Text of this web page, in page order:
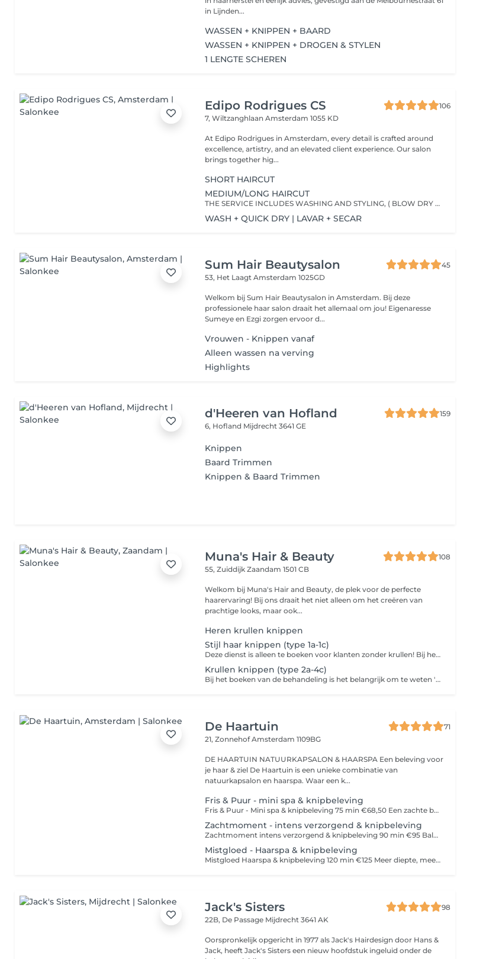
in Lijnden...
WASSEN + KNIPPEN + BAARD
WASSEN + KNIPPEN + DROGEN & STYLEN
1 LENGTE SCHEREN
Edipo Rodrigues CS
106
7, WiltzanghlaanAmsterdam 1055 KD
At Edipo Rodrigues in Amsterdam, every detail is crafted around
excellence, artistry, and an elevated client experience. Our salon
brings together hig...
SHORT HAIRCUT
MEDIUM/LONG HAIRCUT
THE SERVICE INCLUDES WASHING AND STYLING, ( BLOW DRY ) O SERVIÇO INCLUI LAVAGEM E ESCOVA.
WASH + QUICK DRY | LAVAR + SECAR
Sum Hair Beautysalon
45
53, Het LaagtAmsterdam 1025GD
Welkom bij Sum Hair Beautysalon in Amsterdam. Bij deze
professionele haar salon draait het allemaal om jou! Eigenaresse
Sumeye en Ezgi zorgen ervoor d...
Vrouwen - Knippen vanaf
Alleen wassen na verving
Highlights
d'Heeren van Hofland
159
6, Hofland Mijdrecht 3641 GE
Knippen
Baard Trimmen
Knippen & Baard Trimmen
Muna's Hair & Beauty
108
55, ZuiddijkZaandam 1501 CB
Welkom bij Muna's Hair and Beauty, de plek voor de perfecte
haarervaring! Bij ons draait het niet alleen om het creëren van
prachtige looks, maar ook...
Heren krullen knippen
Stijl haar knippen (type 1a-1c)
Deze dienst is alleen te boeken voor klanten zonder krullen! Bij het boeken van de behandeling is het belangrijk om te weten 'Kort' betekent boven de schouder 'Middel' betekent op de schouder 'Lang' betekent onder de schoude
Krullen knippen (type 2a-4c)
Bij het boeken van de behandeling is het belangrijk om te weten 'Kort' betekent boven de schouder 'Middel' betekent op de schouder 'Lang' betekent onder de schouder
De Haartuin
71
21, ZonnehofAmsterdam 1109BG
DE HAARTUIN NATUURKAPSALON & HAARSPA Een beleving voor
je haar & ziel De Haartuin is een unieke combinatie van
natuurkapsalon en haarspa. Waar een k...
Fris & Puur - mini spa & knipbeleving
Fris & Puur - Mini spa & knipbeleving 75 min €68,50 Een zachte basisbeleving voor fris, luchtig en verzorgd haar. Voel je herboren met de Fris & Puur beleving. Deze mini spa is bedoeld om je haar en hoofdhuid op te frissen en weer in balans te brengen. Aromatherapie en rustige opening met drukpunten, een zache detox klei scrub, verzorgende wasmassage, waterstraalmassage, aandacht voor ontspanning en een knipbeleving en styling fgestemd op jouw haar. Voor wie: - Je haar & hoofdhuid weer licht, schoon en in model wil brengen. - Weinig tijd heeft, maar wel aandacht en kwaliteit wil. - Een eerste kennismaking zoekt met De Haartuin. - Je haar & hoofdhuid tussen grotere belevingen door wil onderhouden.
Zachtmoment - intens verzorgend & knipbeleving
Zachtmoment intens verzorgend & knipbeleving 90 min €95 Balans tussen verzorging en ontspanning. Hier begint het echte vertragen. Zachtmoment is voor wie behoefte heeft aan meer ontspanning en intensieve verzorging. Aromatherapie en rustige opening met drukpunten, een heerlijk ontspannen warme kruidenoliemassage van het hoofd en de nek, zachte detoxscrub en uitgebreide wasmassages, waterstraalmassage krijgt het haar een zachte oppepper en komt het lichaam tot rust. Een moment om te vertragen en je haar liefdevol te ondersteunen. Inclusief knipbeleving en styling. Voor wie: - Behoefte heeft aan meer ontspanning, maar niet meteen uren wil liggen. - Haar en hoofdhuid gezond wil houden, zonder overprikkeling. - Voelt dat je hoofd vol zit en even wil vertragen. - Een balans zoekt tussen verzorging en een moment voor jezelf.
Mistgloed - Haarspa & knipbeleving
Mistgloed Haarspa & knipbeleving 120 min €125 Meer diepte, meer rust, meer loslaten. Met stoom en intensere verzorging. Voor wie dieper wil ontspannen en langer wil wegzakken in rust. Aromatherapie en rustige opening met drukpunten, een heerlijk ontspannen warme kruidenolie massage, detoxkleiscrub, stoombehandeling, waterstraalmassage en uitgebreide massages van het hoofd, nek, schouders, decolleté ontstaat er meer ruimte zachtheid en ontspanning. Inclusief knipbeleving em styling. Voor wie: - Merkt dat spanning zich vastzet in nek en schouders. - Behoefte heeft aan meer rust, vertraging en aandacht. - Haar & hoofdhuid intensiever wil verzorgen ( droog/ beschadigd haar, krullen, onrustige/ vette/ droge hoofdhuid) - Even helemaal uit het hoofd wil en in het lichaam wil zakken.
Jack's Sisters
98
22B, De Passage Mijdrecht 3641 AK
Oorspronkelijk opgericht in 1977 als Jack's Hairdesign door Hans &
Jack, heeft Jack's Sisters een nieuw hoofdstuk ingeluid onder de